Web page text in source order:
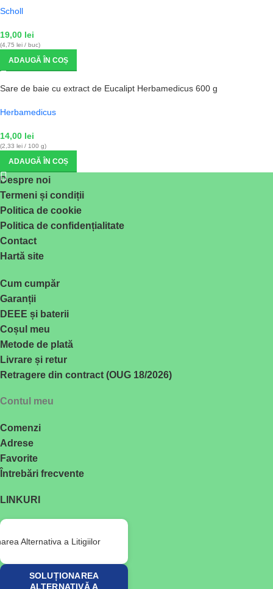
Scholl
19,00 lei
(4,75 lei / buc)
ADAUGĂ ÎN COȘ
Sare de baie cu extract de Eucalipt Herbamedicus 600 g
Herbamedicus
14,00 lei
(2,33 lei / 100 g)
ADAUGĂ ÎN COȘ
Despre noi
Termeni și condiții
Politica de cookie
Politica de confidențialitate
Contact
Hartă site
Cum cumpăr
Garanții
DEEE și baterii
Coșul meu
Metode de plată
Livrare și retur
Retragere din contract (OUG 18/2026)
Contul meu
Comenzi
Adrese
Favorite
Întrebări frecvente
LINKURI
SOLUȚIONAREA
ALTERNATIVĂ A